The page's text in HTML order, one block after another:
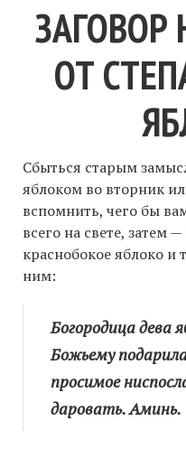
ЗАГОВОР
ОТ
Сбыться старым
яблоком во вторник
вспомнить, чего бы
всего на свете, затем
краснобокое яблоко
ним:
Богородица дева
Божьему
просимое
даровать. Аминь.